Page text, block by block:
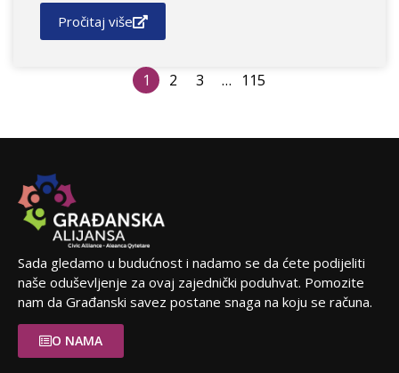
Pročitaj više
1 2 3 … 115
Sada gledamo u budućnost i nadamo se da ćete podijeliti
naše oduševljenje za ovaj zajednički poduhvat. Pomozite
nam da Građanski savez postane snaga na koju se računa.
O NAMA